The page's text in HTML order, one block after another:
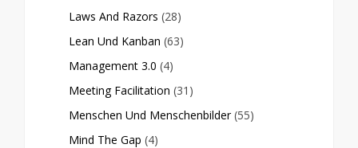
Laws And Razors (28)
Lean Und Kanban (63)
Management 3.0 (4)
Meeting Facilitation (31)
Menschen Und Menschenbilder (55)
Mind The Gap (4)